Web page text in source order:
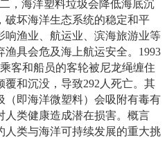
，海洋塑料垃圾会降低海底沉
破坏海洋生态系统的稳定和平
响渔业、航运业、滨海旅游业等
具会危及海上航运安全。1993
客和船员的客轮被尼龙绳缠住
和沉没，导致292人死亡。其
（即海洋微塑料）会吸附有毒有
人类健康造成潜在损害。概言
人类与海洋可持续发展的重大挑